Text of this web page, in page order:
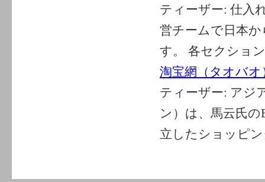
ティーザー: 仕入
営チームで日本
す。 各セクショ
淘宝網（タオバオ
ティーザー: アジ
ン）は、馬云氏
立したショッピ